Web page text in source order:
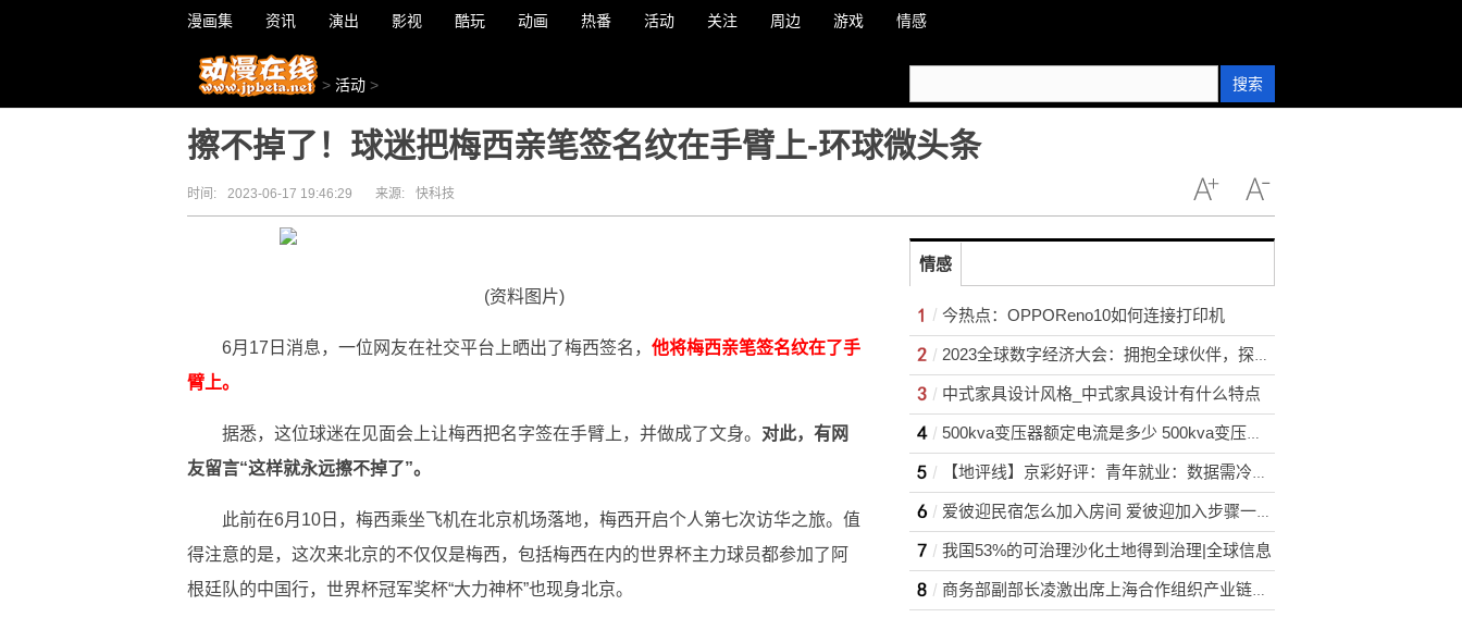
漫画集 资讯 演出 影视 酷玩 动画 热番 活动 关注 周边 游戏 情感
> 活动 > 搜索
擦不掉了！球迷把梅西亲笔签名纹在手臂上-环球微头条
时间: 2023-06-17 19:46:29 来源: 快科技
(资料图片)
6月17日消息，一位网友在社交平台上晒出了梅西签名， 他将梅西亲笔签名纹在了手
臂上。
据悉，这位球迷在见面会上让梅西把名字签在手臂上，并做成了文身。 对此，有网
友留言“这样就永远擦不掉了”。
此前在6月10日，梅西乘坐飞机在北京机场落地，梅西开启个人第七次访华之旅。值
得注意的是，这次来北京的不仅仅是梅西，包括梅西在内的世界杯主力球员都参加了阿
根廷队的中国行，世界杯冠军奖杯“大力神杯”也现身北京。
情感
今热点：OPPOReno10如何连接打印机
2023全球数字经济大会：拥抱全球伙伴，探索数字经济新合作
中式家具设计风格_中式家具设计有什么特点
500kva变压器额定电流是多少 500kva变压器额定电流
【地评线】京彩好评：青年就业：数据需冷静看，帮扶要全力干
爱彼迎民宿怎么加入房间 爱彼迎加入步骤一览_天天聚看点
我国53%的可治理沙化土地得到治理|全球信息
商务部副部长凌激出席上海合作组织产业链供应链论坛|即时焦点